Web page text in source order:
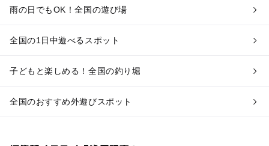
雨の日でもOK！全国の遊び場
全国の1日中遊べるスポット
子どもと楽しめる！全国の釣り堀
全国のおすすめ外遊びスポット